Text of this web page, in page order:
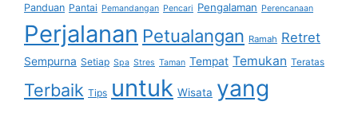
Panduan Pantai Pemandangan Pencari Pengalaman Perencanaan
Perjalanan Petualangan Ramah Retret
Sempurna Setiap Spa Stres Taman Tempat Temukan Teratas
Terbaik Tips untuk Wisata yang